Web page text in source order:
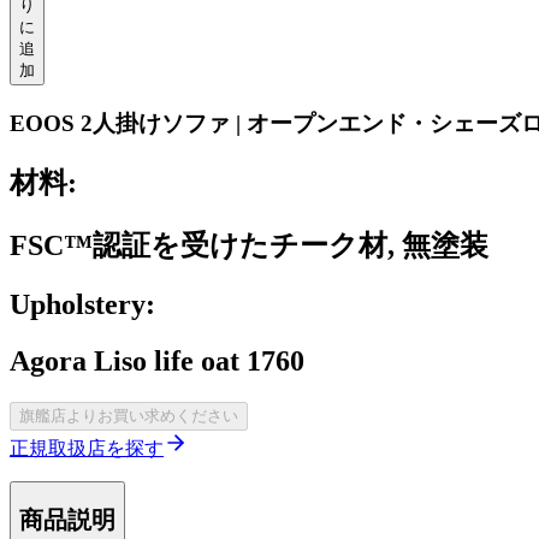
り
に
追
加
EOOS 2人掛けソファ | オープンエンド・シェーズ
材料:
FSC™認証を受けたチーク材, 無塗装
Upholstery:
Agora Liso life oat 1760
旗艦店よりお買い求めください
正規取扱店を探す
商品説明